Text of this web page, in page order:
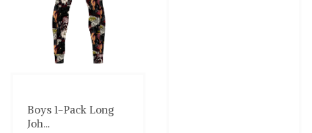
Boys 1-Pack Long
Joh...